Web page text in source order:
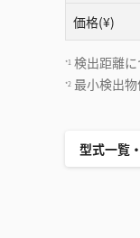
価格(¥)
*1 検出距離
*2 最小検出
型式一覧